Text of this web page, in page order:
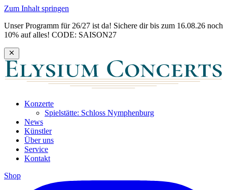
Zum Inhalt springen
Unser Programm für 26/27 ist da! Sichere dir bis zum 16.08.26 noch
10% auf alles! CODE: SAISON27
Konzerte
Spielstätte: Schloss Nymphenburg
News
Künstler
Über uns
Service
Kontakt
Shop